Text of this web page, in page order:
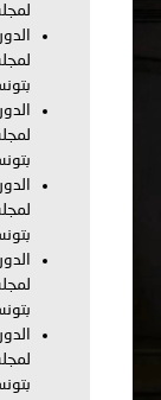
تحذر من زيادة عدد
تطلع وفد الشرطة
تنظم حملة للتبرع بالدم
الأميريين معالي